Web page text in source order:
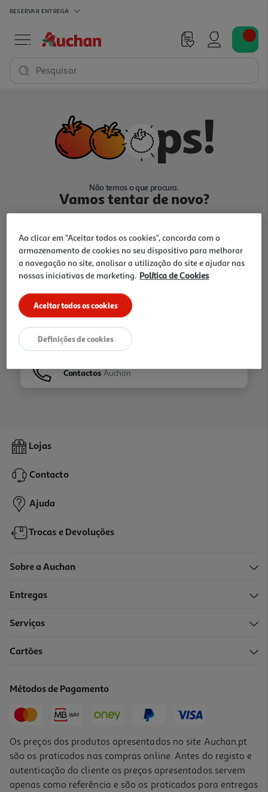
RESERVAR ENTREGA
Pesquisar
Não temos o que procura.
Vamos tentar de novo?
Ir para Homepage
Folhetos
Contactos Auchan
Lojas
Contacto
Ajuda
Trocas e Devoluções
Sobre a Auchan
Entregas
Serviços
Cartões
Métodos de Pagamento
Os preços dos produtos apresentados no site Auchan.pt
são os praticados nas compras online. Antes do registo e
autenticação do cliente os preços apresentados servem
apenas como referência e são os praticados para entregas
Ao clicar em "Aceitar todos os cookies", concorda com o
armazenamento de cookies no seu dispositivo para melhorar
a navegação no site, analisar a utilização do site e ajudar nas
nossas iniciativas de marketing. Política de Cookies
Aceitar todos os cookies
Definições de cookies